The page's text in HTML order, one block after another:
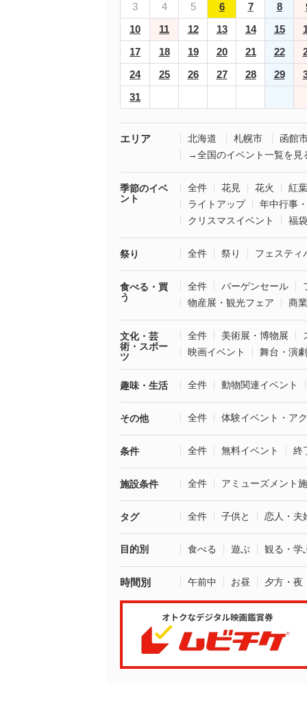
3
4 5 6 7 8
10
11 12 13 14 15
17
18 19 20 21 22
24
25 26 27 28 29
31
エリア 北海道 札幌市
函館
→全国のイベント一覧を見
季節のイベ
ント
全件 花見 花火
紅葉
ライトアップ
年中行事
クリスマスイベント
福
祭り 全件 祭り フェスティ
食べる・買
う
全件 バーゲンセール
物産展・観光フェア
商
文化・芸
術・スポー
ツ
全件 美術展・博物展
映画イベント
舞台・演劇
趣味・生活 全件 動物関連イベント
その他 全件 体験イベント・ア
条件 全件 無料イベント 終
施設条件 全件 アミューズメント
タグ 全件 子供と 恋人・夫
目的別 食べる 遊ぶ 観る・学
時間別 午前中 お昼 夕方・夜